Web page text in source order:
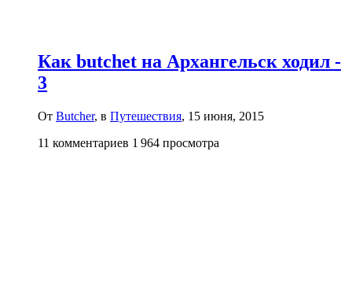
Как butchet на Архангельск ходил -
3
От Butcher, в Путешествия, 15 июня, 2015
11 комментариев 1 964 просмотра